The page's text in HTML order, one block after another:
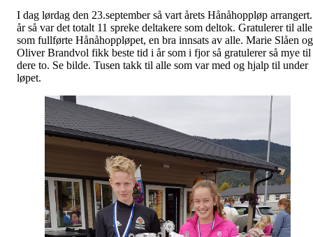
I dag lørdag den 23.september så vart årets Hånåhoppløp
år så var det totalt 11 spreke deltakere som deltok. Gratulerer til alle
som fullførte Hånåhoppløpet, en bra innsats av alle. Marie Slåen og
Oliver Brandvol fikk beste tid i år som i fjor så gratulerer så mye til
dere to. Se bilde. Tusen takk til alle som var med og hjalp til under
løpet.